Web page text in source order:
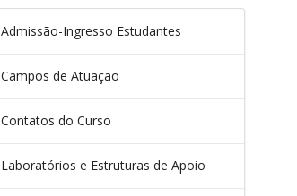
Admissão-Ingresso Estudantes
Campos de Atuação
Contatos do Curso
Laboratórios e Estruturas de Apoio